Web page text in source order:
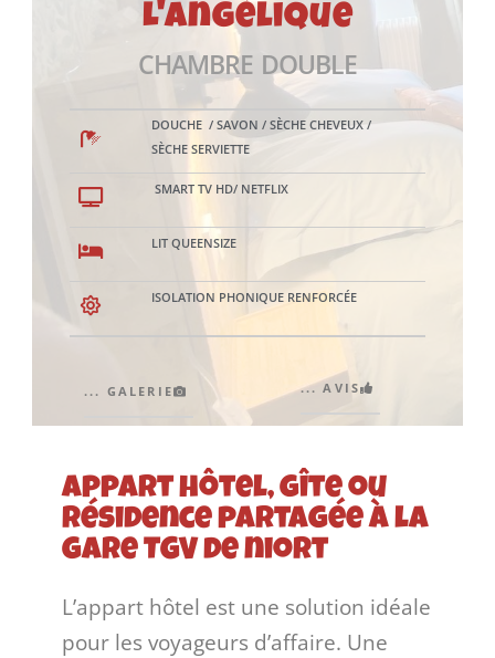
L'Angélique
CHAMBRE DOUBLE
DOUCHE / SAVON / SÈCHE CHEVEUX /
SÈCHE SERVIETTE
SMART TV HD/ NETFLIX
LIT QUEENSIZE
ISOLATION PHONIQUE RENFORCÉE
... GALERIE ... AVIS
Appart hôtel, gîte ou
résidence partagée à la
gare TGV de niort
L’appart hôtel est une solution idéale
pour les voyageurs d’affaire. Une